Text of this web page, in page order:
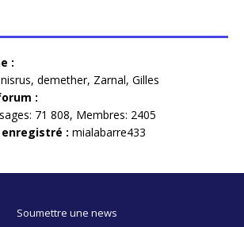
:
, demether, Zarnal, Gilles
:
71 808, Membres: 2405
: mialabarre433
Soumettre une news